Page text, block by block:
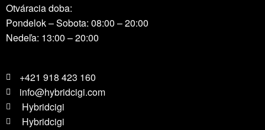
Otváracia doba:
Pondelok – Sobota: 08:00 – 20:00
Nedeľa: 13:00 – 20:00
+421 918 423 160
info@hybridcigi.com
Hybridcigi
Hybridcigi